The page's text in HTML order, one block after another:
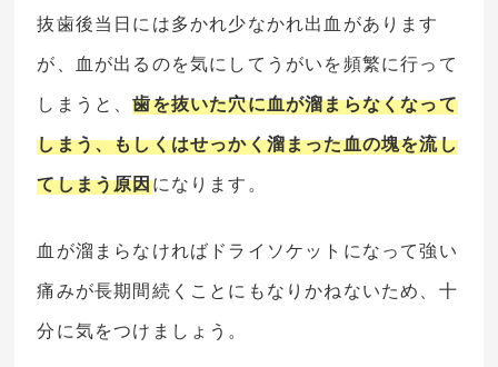
抜歯後当日には多かれ少なかれ出血があります
が、血が出るのを気にしてうがいを頻繁に行って
しまうと、歯を抜いた穴に血が溜まらなくなって
しまう、もしくはせっかく溜まった血の塊を流し
てしまう原因になります。
血が溜まらなければドライソケットになって強い
痛みが長期間続くことにもなりかねないため、十
分に気をつけましょう。